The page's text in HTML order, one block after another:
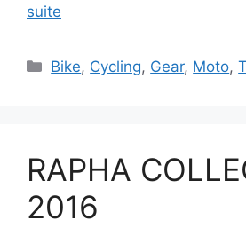
suite
Catégories
Bike, Cycling, Gear, Moto,
RAPHA
2016